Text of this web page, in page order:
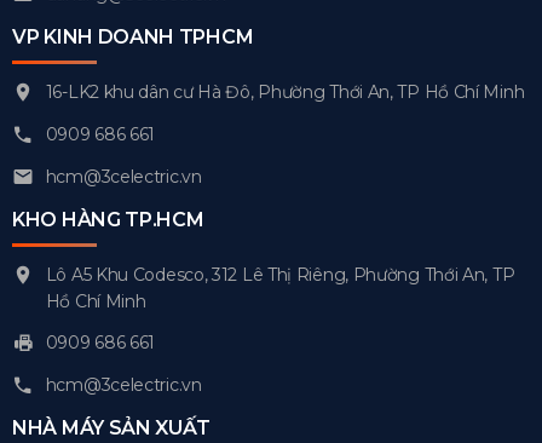
VP KINH DOANH TPHCM
16-LK2 khu dân cư Hà Đô, Phường Thới An, TP Hồ Chí Minh
0909 686 661
hcm@3celectric.vn
KHO HÀNG TP.HCM
Lô A5 Khu Codesco, 312 Lê Thị Riêng, Phường Thới An, TP
Hồ Chí Minh
0909 686 661
hcm@3celectric.vn
NHÀ MÁY SẢN XUẤT